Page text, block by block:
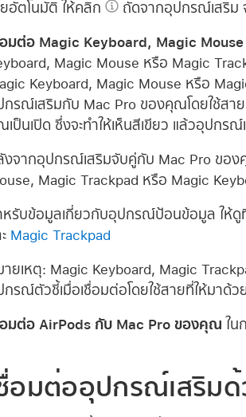
ยอัตโนมัติ ให้คลิก
ถัดจากอุปกรณ์เสริม
อมต่อ Magic Keyboard, Magic
Magic Mouse หรือ Magic
Keyboard, Magic Mouse หรือ
กรณ์เสริมกับ Mac Pro ของคุณโดยใช้ส
เป็นเปิด ซึ่งจะทำให้เห็นสีเขียว แล้วอุปกร
งจากอุปกรณ์เสริมจับคู่กับ Mac Pro ของ
Magic Trackpad หรือ Magic
หรับข้อมูลเกี่ยวกับอุปกรณ์ป้อนข้อมูล ให้ดู
Magic Trackpad
ายเหตุ: Magic Keyboard, Magic
กรณ์ตัวชี้เมื่อเชื่อมต่อโดยใช้สายที่ให้มาด้ว
อมต่อ AirPods กับ Mac Pro ของคุณ ใน
อมต่ออุปกรณ์เสริมด้